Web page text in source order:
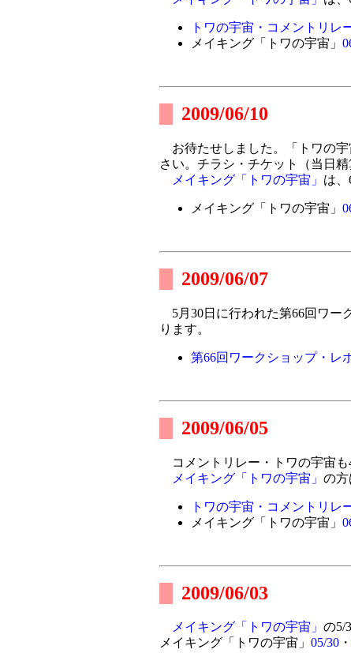
トワの宇宙・コメントリレ
メイキング「トワの宇宙」
2009/06/10
お待たせしました。「トワの宇
さい。チラシ・チケット（当日
メイキング「トワの宇宙」 は、
メイキング「トワの宇宙」
2009/06/07
5月30日に行われた第66回ワー
ります。
第66回ワークショップ・レ
2009/06/05
コメントリレー・トワの宇宙も
メイキング「トワの宇宙」 の方
トワの宇宙・コメントリレ
メイキング「トワの宇宙」
2009/06/03
メイキング「トワの宇宙」 の5/
メイキング「トワの宇宙」 05/30・